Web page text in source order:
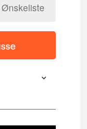
Ønskeliste